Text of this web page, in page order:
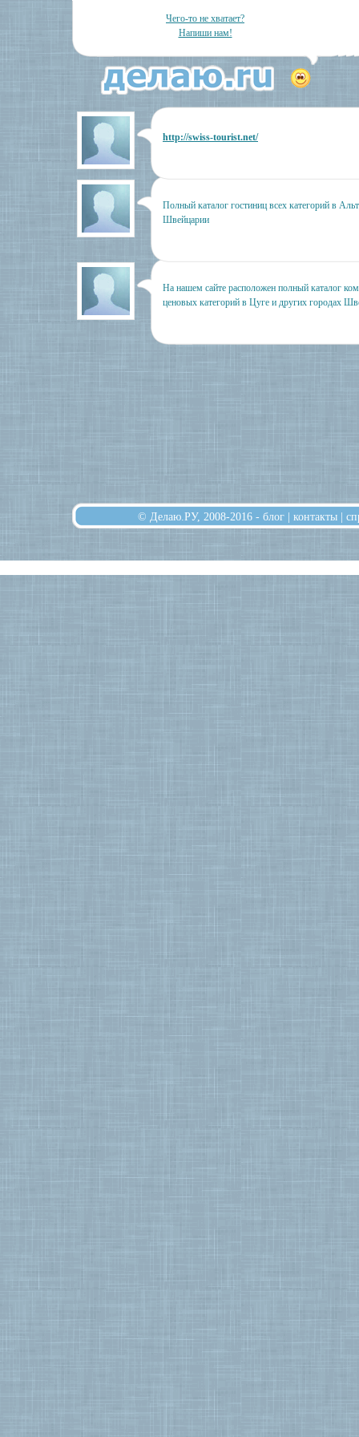
Чего-то не хватает?
Напиши нам!
http://swiss-tourist.net/
Полный каталог гостиниц всех категорий в
Швейцарии
На нашем сайте расположен полный каталог
ценовых категорий в Цуге и других городах
© Делаю.РУ, 2008-2016 - блог | контакты |